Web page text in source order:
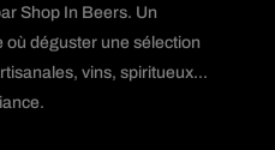
Shop In Beers. Un
déguster une sélection
vins, spiritueux...